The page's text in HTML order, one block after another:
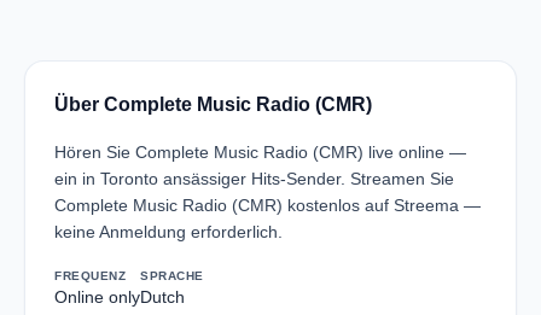
Über Complete Music Radio (CMR)
Hören Sie Complete Music Radio (CMR) live online —
ein in Toronto ansässiger Hits-Sender. Streamen Sie
Complete Music Radio (CMR) kostenlos auf Streema —
keine Anmeldung erforderlich.
FREQUENZ
Online only
SPRACHE
Dutch